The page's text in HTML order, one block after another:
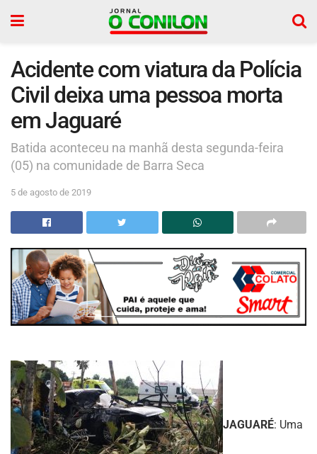
Acidente com viatura da Polícia
Civil deixa uma pessoa morta
em Jaguaré
Batida aconteceu na manhã desta segunda-feira
(05) na comunidade de Barra Seca
5 de agosto de 2019
JAGUARÉ: Uma